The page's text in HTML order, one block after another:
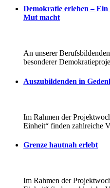
Demokratie erleben –
Mut macht
An unserer
besonderer
Auszubildenden in
Im Rahmen der
Einheit“ finden zahlreiche
Grenze hautnah erlebt
Im Rahmen der